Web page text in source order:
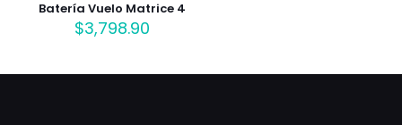
Batería Vuelo Matrice 4
$3,798.90